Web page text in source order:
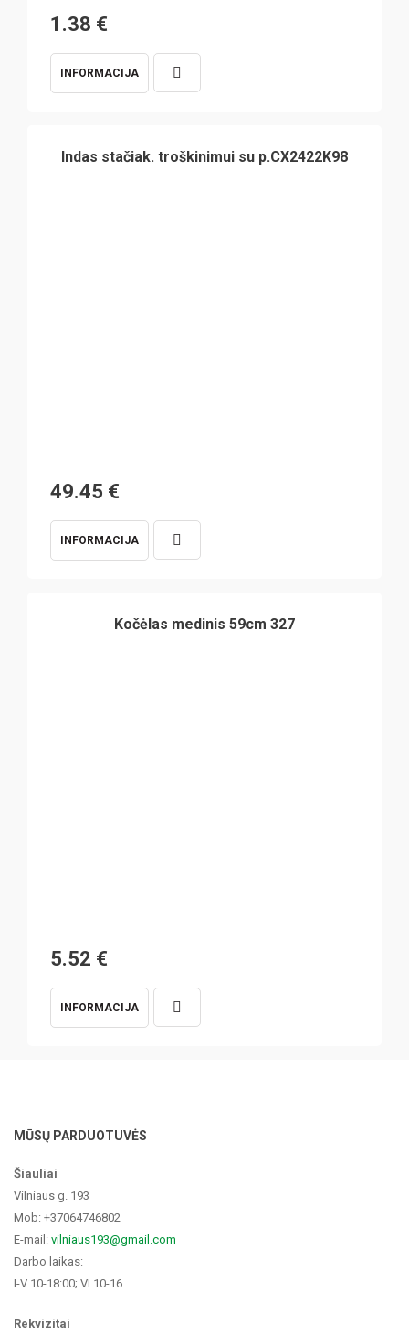
1.38 €
INFORMACIJA
Indas stačiak. troškinimui su p.CX2422K98
49.45 €
INFORMACIJA
Kočėlas medinis 59cm 327
5.52 €
INFORMACIJA
MŪSŲ PARDUOTUVĖS
Šiauliai
Vilniaus g. 193
Mob: +37064746802
E-mail: vilniaus193@gmail.com
Darbo laikas:
I-V 10-18:00; VI 10-16
Rekvizitai